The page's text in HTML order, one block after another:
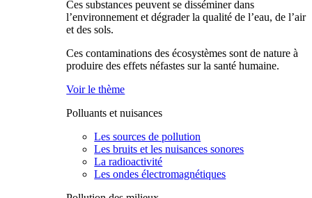
Ces substances peuvent se disséminer dans
l’environnement et dégrader la qualité de l’eau, de l’air
et des sols.
Ces contaminations des écosystèmes sont de nature à
produire des effets néfastes sur la santé humaine.
Voir le thème
Polluants et nuisances
Les sources de pollution
Les bruits et les nuisances sonores
La radioactivité
Les ondes électromagnétiques